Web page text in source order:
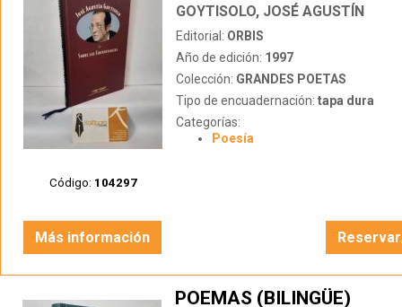
Código: 104297
GOYTISOLO, JOSÉ AGUSTÍN
Editorial: ORBIS
Año de edición: 1997
Colección: GRANDES POETAS
Tipo de encuadernación: tapa dura
Categorías:
Poesía
Más información
POEMAS (BILINGÜE)